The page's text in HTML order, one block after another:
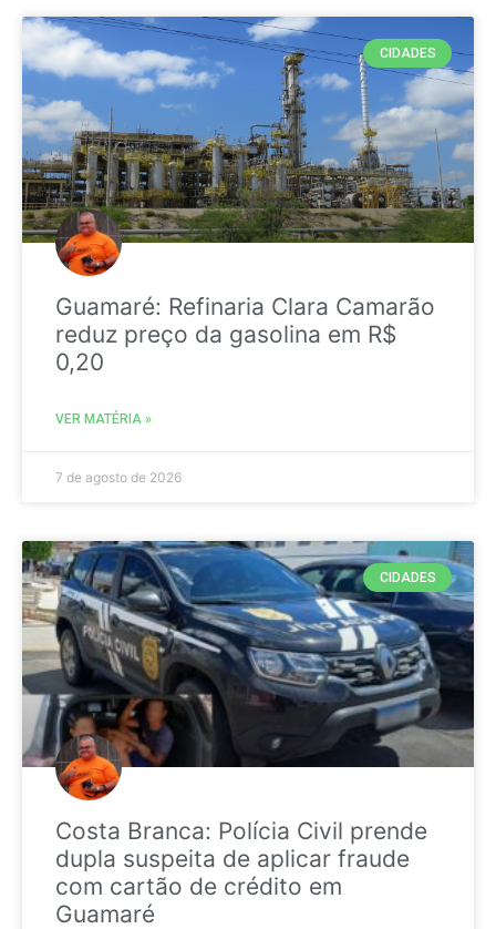
CIDADES
Guamaré: Refinaria Clara Camarão
reduz preço da gasolina em R$
0,20
VER MATÉRIA »
7 de agosto de 2026
CIDADES
Costa Branca: Polícia Civil prende
dupla suspeita de aplicar fraude
com cartão de crédito em
Guamaré